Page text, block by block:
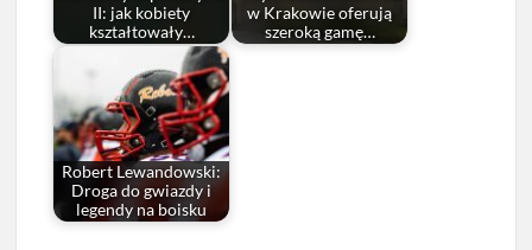
II: jak kobiety
kształtowały…
w Krakowie oferują
szeroką gamę…
Robert Lewandowski:
Droga do gwiazdy i
legendy na boisku